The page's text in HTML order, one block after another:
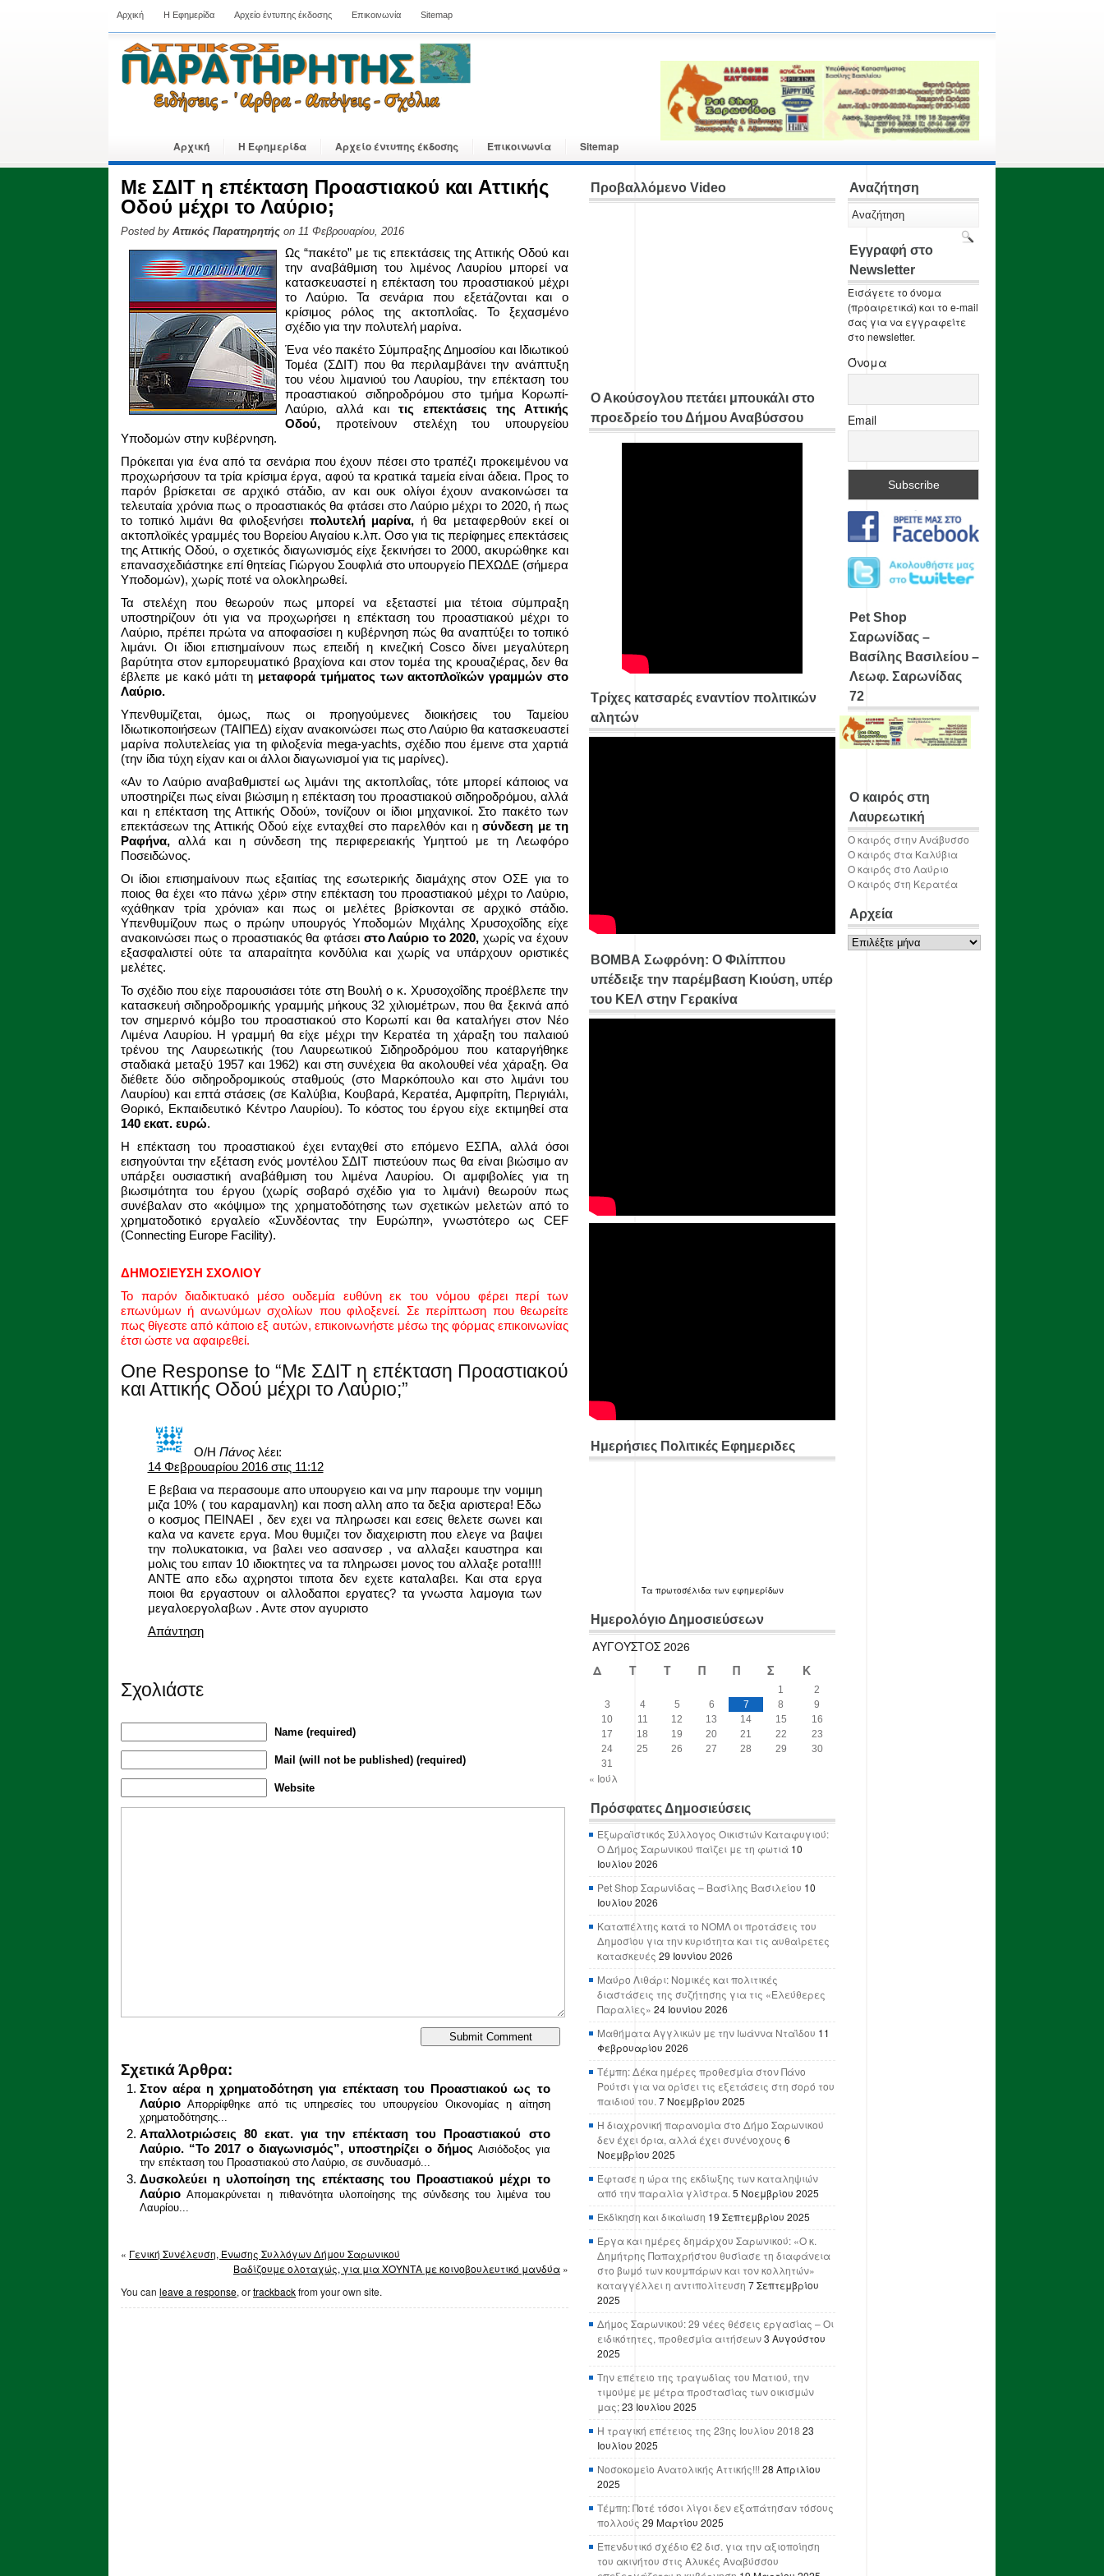
Αρχική Η Εφημερίδα Αρχείο έντυπης έκδοσης Επικοινωνία Sitemap
Αρχική Η Εφημερίδα Αρχείο έντυπης έκδοσης Επικοινωνία Sitemap
Με ΣΔΙΤ η επέκταση Προαστιακού και Αττικής
Οδού μέχρι το Λαύριο;
Posted by Αττικός Παρατηρητής on 11 Φεβρουαρίου, 2016
Ως “πακέτο” με τις επεκτάσεις της Αττικής Οδού και
την αναβάθμιση του λιμένος Λαυρίου μπορεί να
κατασκευαστεί η επέκταση του προαστιακού μέχρι
το Λαύριο. Τα σενάρια που εξετάζονται και ο
κρίσιμος ρόλος της ακτοπλοΐας. Το ξεχασμένο
σχέδιο για την πολυτελή μαρίνα.
Ένα νέο πακέτο Σύμπραξης Δημοσίου και Ιδιωτικού
Τομέα (ΣΔΙΤ) που θα περιλαμβάνει την ανάπτυξη
του νέου λιμανιού του Λαυρίου, την επέκταση του
προαστιακού σιδηροδρόμου στο τμήμα Κορωπί-
Λαύριο, αλλά και τις επεκτάσεις της Αττικής
Οδού, προτείνουν στελέχη του υπουργείου
Υποδομών στην κυβέρνηση.
Πρόκειται για ένα από τα σενάρια που έχουν πέσει στο τραπέζι προκειμένου να
προχωρήσουν τα τρία κρίσιμα έργα, αφού τα κρατικά ταμεία είναι άδεια. Προς το
παρόν βρίσκεται σε αρχικό στάδιο, αν και ουκ ολίγοι έχουν ανακοινώσει τα
τελευταία χρόνια πως ο προαστιακός θα φτάσει στο Λαύριο μέχρι το 2020, ή πως
το τοπικό λιμάνι θα φιλοξενήσει πολυτελή μαρίνα, ή θα μεταφερθούν εκεί οι
ακτοπλοϊκές γραμμές του Βορείου Αιγαίου κ.λπ. Οσο για τις περίφημες επεκτάσεις
της Αττικής Οδού, ο σχετικός διαγωνισμός είχε ξεκινήσει το 2000, ακυρώθηκε και
επανασχεδιάστηκε επί θητείας Γιώργου Σουφλιά στο υπουργείο ΠΕΧΩΔΕ (σήμερα
Υποδομών), χωρίς ποτέ να ολοκληρωθεί.
Τα στελέχη που θεωρούν πως μπορεί να εξεταστεί μια τέτοια σύμπραξη
υποστηρίζουν ότι για να προχωρήσει η επέκταση του προαστιακού μέχρι το
Λαύριο, πρέπει πρώτα να αποφασίσει η κυβέρνηση πώς θα αναπτύξει το τοπικό
λιμάνι. Οι ίδιοι επισημαίνουν πως επειδή η κινεζική Cosco δίνει μεγαλύτερη
βαρύτητα στον εμπορευματικό βραχίονα και στον τομέα της κρουαζιέρας, δεν θα
έβλεπε με κακό μάτι τη μεταφορά τμήματος των ακτοπλοϊκών γραμμών στο
Λαύριο.
Υπενθυμίζεται, όμως, πως οι προηγούμενες διοικήσεις του Ταμείου
Ιδιωτικοποιήσεων (ΤΑΙΠΕΔ) είχαν ανακοινώσει πως στο Λαύριο θα κατασκευαστεί
μαρίνα πολυτελείας για τη φιλοξενία mega-yachts, σχέδιο που έμεινε στα χαρτιά
(την ίδια τύχη είχαν και οι άλλοι διαγωνισμοί για τις μαρίνες).
«Αν το Λαύριο αναβαθμιστεί ως λιμάνι της ακτοπλοΐας, τότε μπορεί κάποιος να
υποστηρίζει πως είναι βιώσιμη η επέκταση του προαστιακού σιδηροδρόμου, αλλά
και η επέκταση της Αττικής Οδού», τονίζουν οι ίδιοι μηχανικοί. Στο πακέτο των
επεκτάσεων της Αττικής Οδού είχε ενταχθεί στο παρελθόν και ησύνδεση με τη
Ραφήνα, αλλά και η σύνδεση της περιφερειακής Υμηττού με τη Λεωφόρο
Ποσειδώνος.
Οι ίδιοι επισημαίνουν πως εξαιτίας της εσωτερικής διαμάχης στον ΟΣΕ για το
ποιος θα έχει «το πάνω χέρι» στην επέκταση του προαστιακού μέχρι το Λαύριο,
«χάθηκαν τρία χρόνια» και πως οι μελέτες βρίσκονται σε αρχικό στάδιο.
Υπενθυμίζουν πως ο πρώην υπουργός Υποδομών Μιχάλης Χρυσοχοΐδης είχε
ανακοινώσει πως ο προαστιακός θα φτάσει στο Λαύριο το 2020, χωρίς να έχουν
εξασφαλιστεί ούτε τα απαραίτητα κονδύλια και χωρίς να υπάρχουν οριστικές
μελέτες.
Το σχέδιο που είχε παρουσιάσει τότε στη Βουλή ο κ. Χρυσοχοΐδης προέβλεπε την
κατασκευή σιδηροδρομικής γραμμής μήκους 32 χιλιομέτρων, που θα ξεκινά από
τον σημερινό κόμβο του προαστιακού στο Κορωπί και θα καταλήγει στον Νέο
Λιμένα Λαυρίου. Η γραμμή θα είχε μέχρι την Κερατέα τη χάραξη του παλαιού
τρένου της Λαυρεωτικής (του Λαυρεωτικού Σιδηροδρόμου που καταργήθηκε
σταδιακά μεταξύ 1957 και 1962) και στη συνέχεια θα ακολουθεί νέα χάραξη. Θα
διέθετε δύο σιδηροδρομικούς σταθμούς (στο Μαρκόπουλο και στο λιμάνι του
Λαυρίου) και επτά στάσεις (σε Καλύβια, Κουβαρά, Κερατέα, Αμφιτρίτη, Περιγιάλι,
Θορικό, Εκπαιδευτικό Κέντρο Λαυρίου). Το κόστος του έργου είχε εκτιμηθεί στα
140 εκατ. ευρώ.
Η επέκταση του προαστιακού έχει ενταχθεί στο επόμενο ΕΣΠΑ, αλλά όσοι
εισηγούνται την εξέταση ενός μοντέλου ΣΔΙΤ πιστεύουν πως θα είναι βιώσιμο αν
υπάρξει ουσιαστική αναβάθμιση του λιμένα Λαυρίου. Οι αμφιβολίες για τη
βιωσιμότητα του έργου (χωρίς σοβαρό σχέδιο για το λιμάνι) θεωρούν πως
συνέβαλαν στο «κόψιμο» της χρηματοδότησης των σχετικών μελετών από το
χρηματοδοτικό εργαλείο «Συνδέοντας την Ευρώπη», γνωστότερο ως CEF
(Connecting Europe Facility).
ΔΗΜΟΣΙΕΥΣΗ ΣΧΟΛΙΟΥ
Το παρόν διαδικτυακό μέσο ουδεμία ευθύνη εκ του νόμου φέρει περί των
επωνύμων ή ανωνύμων σχολίων που φιλοξενεί. Σε περίπτωση που θεωρείτε
πως θίγεστε από κάποιο εξ αυτών, επικοινωνήστε μέσω της φόρμας επικοινωνίας
έτσι ώστε να αφαιρεθεί.
One Response to “Με ΣΔΙΤ η επέκταση Προαστιακού
και Αττικής Οδού μέχρι το Λαύριο;”
Ο/Η Πάνος λέει:
14 Φεβρουαρίου 2016 στις 11:12
E βεβαια να περασουμε απο υπουργειο και να μην παρουμε την νομιμη
μιζα 10% ( του καραμανλη) και ποση αλλη απο τα δεξια αριστερα! Εδω
ο κοσμος ΠΕΙΝΑΕΙ , δεν εχει να πληρωσει και εσεις θελετε σωνει και
καλα να κανετε εργα. Μου θυμιζει τον διαχειριστη που ελεγε να βαψει
την πολυκατοικια, να βαλει νεο ασανσερ , να αλλαξει καυστηρα και
μολις του ειπαν 10 ιδιοκτητες να τα πληρωσει μονος του αλλαξε ροτα!!!!
ΑΝΤΕ απο εδω αχρηστοι τιποτα δεν εχετε καταλαβει. Και στα εργα
ποιοι θα εργαστουν οι αλλοδαποι εργατες? τα γνωστα λαμογια των
μεγαλοεργολαβων . Αντε στον αγυριστο
Απάντηση
Σχολιάστε
Name (required)
Mail (will not be published) (required)
Website
Σχετικά Άρθρα:
Στον αέρα η χρηματοδότηση για επέκταση του Προαστιακού ως το
Λαύριο
Απορρίφθηκε από τις υπηρεσίες του υπουργείου Οικονομίας η αίτηση
χρηματοδότησης...
Απαλλοτριώσεις 80 εκατ. για την επέκταση του Προαστιακού στο
Λαύριο. “Το 2017 ο διαγωνισμός”, υποστηρίζει ο δήμος Αισιόδοξος για
την επέκταση του Προαστιακού στο Λαύριο, σε συνδυασμό...
Δυσκολεύει η υλοποίηση της επέκτασης του Προαστιακού μέχρι το
Λαύριο Απομακρύνεται η πιθανότητα υλοποίησης της σύνδεσης του λιμένα του
Λαυρίου...
« Γενική Συνέλευση, Ένωσης Συλλόγων Δήμου Σαρωνικού
Βαδίζουμε ολοταχώς, για μια ΧΟΥΝΤΑ με κοινοβουλευτικό μανδύα »
You can leave a response, ortrackbackfrom your own site.
Προβαλλόμενο Video
Ο Ακούσογλου πετάει μπουκάλι στο
προεδρείο του Δήμου Αναβύσσου
Τρίχες κατσαρές εναντίον πολιτικών
αλητών
ΒΟΜΒΑ Σωφρόνη: Ο Φιλίππου
υπέδειξε την παρέμβαση Κιούση, υπέρ
του ΚΕΛ στην Γερακίνα
Ημερήσιες Πολιτικές Εφημεριδες
Τα πρωτοσέλιδα των εφημερίδων
Ημερολόγιο Δημοσιεύσεων
ΑΎΓΟΥΣΤΟΣ 2026
Δ
Τ Τ Π Π Σ Κ
1
2
3
4 5 6 7 8
9
10
11 12 13 14 15
16
17
18 19 20 21 22
23
24
25 26 27 28 29
30
31
« Ιούλ
Πρόσφατες Δημοσιεύσεις
Εξωραϊστικός Σύλλογος Οικιστών Καταφυγιού:
Ο Δήμος Σαρωνικού παίζει με τη φωτιά 10
Ιουλίου 2026
Pet Shop Σαρωνίδας – Βασίλης Βασιλείου 10
Ιουλίου 2026
Καταπέλτης κατά το ΝΟΜΛ οι προτάσεις του
Δημοσίου για την κυριότητα και τις αυθαίρετες
κατασκευές 29 Ιουνίου 2026
Μαύρο Λιθάρι: Νομικές και πολιτικές
διαστάσεις της συζήτησης για τις «Ελεύθερες
Παραλίες» 24 Ιουνίου 2026
Μαθήματα Αγγλικών με την Ιωάννα Νταΐδου 11
Φεβρουαρίου 2026
Τέμπη: Δέκα ημέρες προθεσμία στον Πάνο
Ρούτσι για να ορίσει τις εξετάσεις στη σορό του
παιδιού του. 7 Νοεμβρίου 2025
Η διαχρονική παρανομία στο Δήμο Σαρωνικού
δεν έχει όρια, αλλά έχει συνένοχους 6
Νοεμβρίου 2025
Έφτασε η ώρα της εκδίωξης των καταληψιών
από την παραλία γλίστρα. 5 Νοεμβρίου 2025
Εκδίκηση και δικαίωση 19 Σεπτεμβρίου 2025
Έργα και ημέρες δημάρχου Σαρωνικού: «Ο κ.
Δημήτρης Παπαχρήστου θυσίασε τη διαφάνεια
στο βωμό των κουμπάρων και τον κολλητών»
καταγγέλλει η αντιπολίτευση 7 Σεπτεμβρίου
2025
Δήμος Σαρωνικού: 29 νέες θέσεις εργασίας – Οι
ειδικότητες, προθεσμία αιτήσεων3 Αυγούστου
2025
Την επέτειο της τραγωδίας του Ματιού, την
τιμούμε με μέτρα προστασίας των οικισμών
μας;23 Ιουλίου 2025
Η τραγική επέτειος της 23ης Ιουλίου 2018 23
Ιουλίου 2025
Νοσοκομείο Ανατολικής Αττικής!!! 28 Απριλίου
2025
Τέμπη: Ποτέ τόσοι λίγοι δεν εξαπάτησαν τόσους
πολλούς 29 Μαρτίου 2025
Επενδυτικό σχέδιο €2 δισ. για την αξιοποίηση
του ακινήτου στις Αλυκές Αναβύσσου
Αναζήτηση
Εγγραφή στο
Newsletter
Εισάγετε το όνομα
(προαιρετικά) και το e-mail
σας για να εγγραφείτε
στο newsletter.
Όνομα
Email
Pet Shop
Σαρωνίδας –
Βασίλης Βασιλείου –
Λεωφ. Σαρωνίδας
72
Ο καιρός στη
Λαυρεωτική
Ο καιρός στην Ανάβυσσο
Ο καιρός στα Καλύβια
Ο καιρός στο Λαύριο
Ο καιρός στη Κερατέα
Αρχεία
Αρχεία